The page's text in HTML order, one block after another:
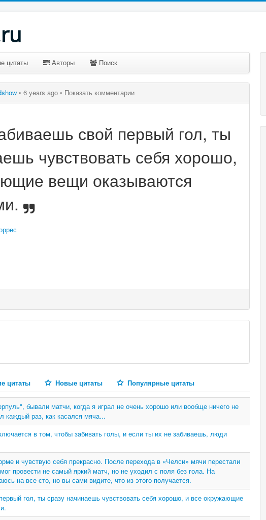
цитаты Авторы Поиск
• 6 years ago • Показать комментарии
свой первый гол, ты
чувствовать себя хорошо,
вещи оказываются
цитаты Новые цитаты Популярные цитаты
бывали матчи, когда я играл не очень хорошо или вообще ничего не
каждый раз, как касался мяча...
в том, чтобы забивать голы, и если ты их не забиваешь, люди
и чувствую себя прекрасно. После перехода в «Челси» мячи перестали
провести не самый яркий матч, но не уходил с поля без гола. На
на все сто, но вы сами видите, что из этого получается.
гол, ты сразу начинаешь чувствовать себя хорошо, и все окружающие